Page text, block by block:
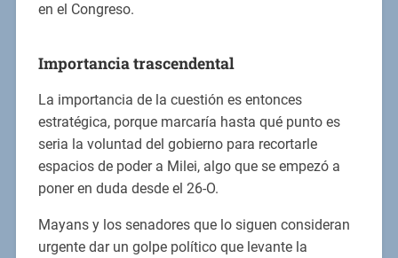
en el Congreso.
Importancia trascendental
La importancia de la cuestión es entonces
estratégica, porque marcaría hasta qué punto es
seria la voluntad del gobierno para recortarle
espacios de poder a Milei, algo que se empezó a
poner en duda desde el 26-O.
Mayans y los senadores que lo siguen consideran
urgente dar un golpe político que levante la